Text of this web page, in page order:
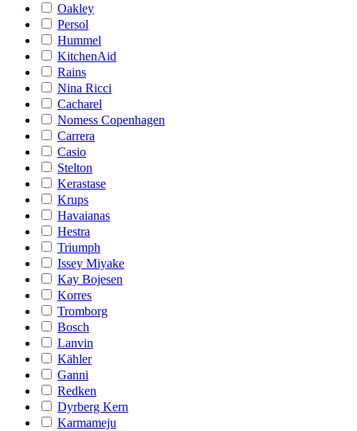
Oakley
Persol
Hummel
KitchenAid
Rains
Nina Ricci
Cacharel
Nomess Copenhagen
Carrera
Casio
Stelton
Kerastase
Krups
Havaianas
Hestra
Triumph
Issey Miyake
Kay Bojesen
Korres
Tromborg
Bosch
Lanvin
Kähler
Ganni
Redken
Dyrberg Kern
Karmameju